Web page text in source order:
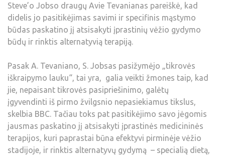
Steve’o Jobso draugų Avie Tevanianas pareiškė, kad
didelis jo pasitikėjimas savimi ir specifinis mąstymo
būdas paskatino jį atsisakyti įprastinių vėžio gydymo
būdų ir rinktis alternatyvią terapiją.
Pasak A. Tevaniano, S. Jobsas pasižymėjo „tikrovės
iškraipymo lauku“, tai yra, galia veikti žmones taip, kad
jie, nepaisant tikrovės pasipriešinimo, galėtų
įgyvendinti iš pirmo žvilgsnio nepasiekiamus tikslus,
skelbia BBC. Tačiau toks pat pasitikėjimo savo jėgomis
jausmas paskatino jį atsisakyti įprastinės medicininės
terapijos, kuri paprastai būna efektyvi pirminėje vėžio
stadijoje, ir rinktis alternatyvų gydymą – specialią dietą,